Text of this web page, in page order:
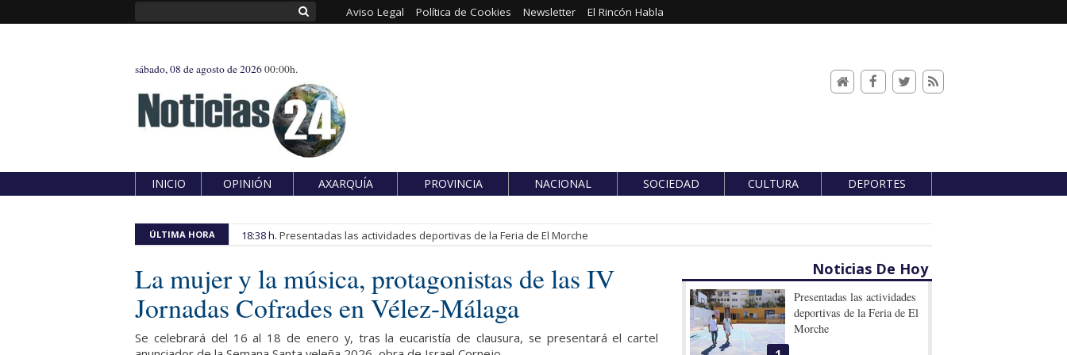
Aviso Legal Política de Cookies Newsletter El Rincón Habla
sábado, 08 de agosto de 202600:00h.
INICIO OPINIÓN AXARQUÍA PROVINCIA NACIONAL SOCIEDAD CULTURA DEPORTES
ÚLTIMA HORA 18:38 h. Presentadas las actividades deportivas de la Feria de El Morche
La mujer y la música, protagonistas de las IV
Jornadas Cofrades en Vélez-Málaga
Se celebrará del 16 al 18 de enero y, tras la eucaristía de clausura, se presentará el cartel
Noticias De Hoy
Presentadas las actividades
deportivas de la Feria de El
Morche